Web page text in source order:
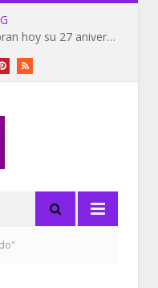
Barack y Michelle Obama celebran hoy su 27 aniversario de bodas
PinterestRSS